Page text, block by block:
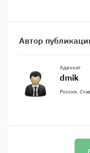
Автор
Адвокат
dmik
Россия,